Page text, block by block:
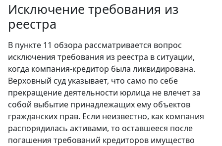
Исключение требования из
реестра
В пункте 11 обзора рассматривается вопрос
исключения требования из реестра в ситуации,
когда компания-кредитор была ликвидирована.
Верховный суд указывает, что само по себе
прекращение деятельности юрлица не влечет за
собой выбытие принадлежащих ему объектов
гражданских прав. Если неизвестно, как компания
распорядилась активами, то оставшееся после
погашения требований кредиторов имущество